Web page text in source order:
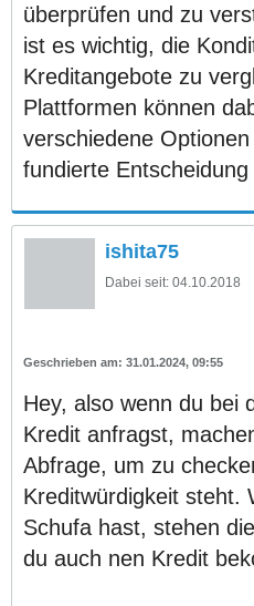
überprüfen und zu
ist es wichtig, die
Kreditangebote zu
Plattformen können
verschiedene
fundierte
ishita75
Dabei seit: 04.10.2018
31.01.2024, 09:55
Hey, also wenn du bei
Kredit anfragst,
Abfrage, um zu
Kreditwürdigkeit steht.
Schufa hast, stehen
du auch nen Kredit